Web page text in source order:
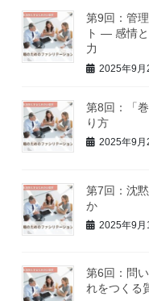
第9回：管
ト ― 感情
力
2025年9月
第8回：「
り方
2025年9月
第7回：沈
か
2025年9月
第6回：問
れをつくる